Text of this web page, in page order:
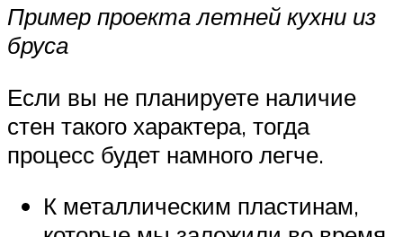
Пример проекта летней кухни из
бруса
Если вы не планируете наличие
стен такого характера, тогда
процесс будет намного легче.
К металлическим пластинам,